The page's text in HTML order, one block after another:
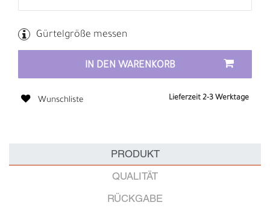
Gürtelgröße messen
IN DEN WARENKORB
Wunschliste Lieferzeit 2-3 Werktage
PRODUKT
QUALITÄT
RÜCKGABE